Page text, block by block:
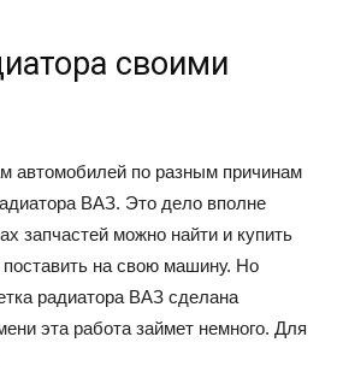
своими
автомобилей по разным причинам
ВАЗ. Это дело вполне
запчастей можно найти и купить
на свою машину. Но
радиатора ВАЗ сделана
эта работа займет немного. Для